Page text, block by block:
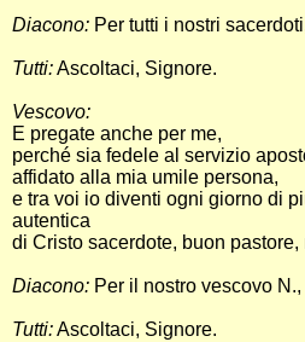
Diacono: Per tutti i nostri
Tutti:Ascoltaci, Signore.
Vescovo:
E pregate anche per me,
perché sia fedele al servizio
affidato alla mia umile persona,
e tra voi io diventi ogni giorno di
autentica
di Cristo sacerdote, buon pastore,
Diacono: Per il nostro vescovo
Tutti:Ascoltaci, Signore.